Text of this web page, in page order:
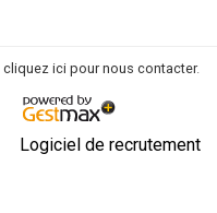
cliquez ici pour nous contacter.
Logiciel de recrutement